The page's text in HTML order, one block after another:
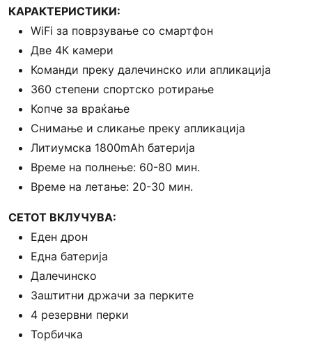
КАРАКТЕРИСТИКИ:
WiFi за поврзување со смартфон
Две 4К камери
Команди преку далечинско или апликација
360 степени спортско ротирање
Копче за враќање
Снимање и сликање преку апликација
Литиумска 1800mAh батерија
Време на полнење: 60-80 мин.
Време на летање: 20-30 мин.
СЕТОТ ВКЛУЧУВА:
Еден дрон
Една батерија
Далечинско
Заштитни држачи за перките
4 резервни перки
Торбичка